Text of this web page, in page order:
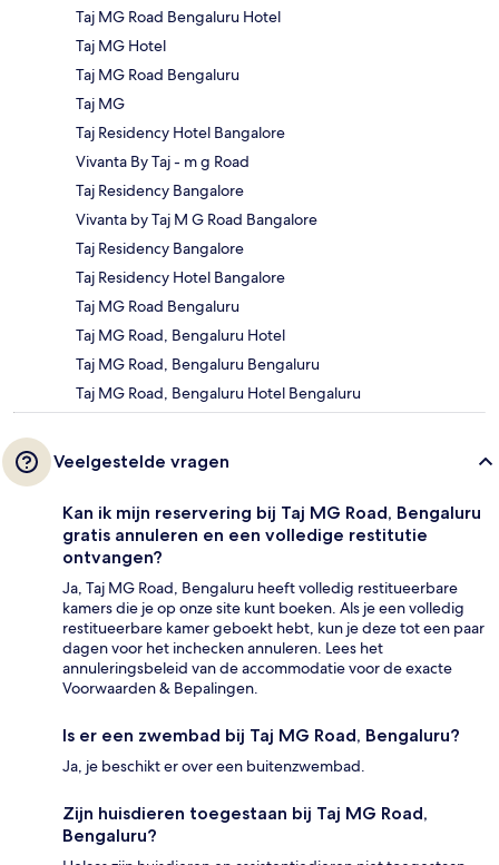
Taj MG Road Bengaluru Hotel
Taj MG Hotel
Taj MG Road Bengaluru
Taj MG
Taj Residency Hotel Bangalore
Vivanta By Taj - m g Road
Taj Residency Bangalore
Vivanta by Taj M G Road Bangalore
Taj Residency Bangalore
Taj Residency Hotel Bangalore
Taj MG Road Bengaluru
Taj MG Road, Bengaluru Hotel
Taj MG Road, Bengaluru Bengaluru
Taj MG Road, Bengaluru Hotel Bengaluru
Veelgestelde vragen
Kan ik mijn reservering bij Taj MG Road, Bengaluru
gratis annuleren en een volledige restitutie
ontvangen?
Ja, Taj MG Road, Bengaluru heeft volledig restitueerbare
kamers die je op onze site kunt boeken. Als je een volledig
restitueerbare kamer geboekt hebt, kun je deze tot een paar
dagen voor het inchecken annuleren. Lees het
annuleringsbeleid van de accommodatie voor de exacte
Voorwaarden & Bepalingen.
Is er een zwembad bij Taj MG Road, Bengaluru?
Ja, je beschikt er over een buitenzwembad.
Zijn huisdieren toegestaan bij Taj MG Road,
Bengaluru?